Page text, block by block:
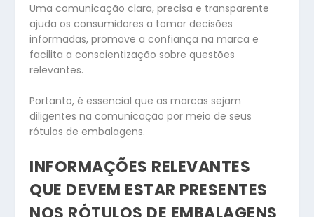
Uma comunicação clara, precisa e transparente
ajuda os consumidores a tomar decisões
informadas, promove a confiança na marca e
facilita a conscientização sobre questões
relevantes.
Portanto, é essencial que as marcas sejam
diligentes na comunicação por meio de seus
rótulos de embalagens.
INFORMAÇÕES RELEVANTES
QUE DEVEM ESTAR PRESENTES